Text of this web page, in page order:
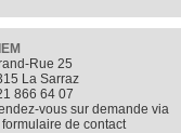
Rue 25
La Sarraz
866 64 07
vous sur demande via
formulaire de contact